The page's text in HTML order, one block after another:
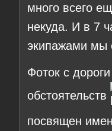
много всего
некуда. И в 7
экипажами мы
Фоток с
обстоятельств
посвящен